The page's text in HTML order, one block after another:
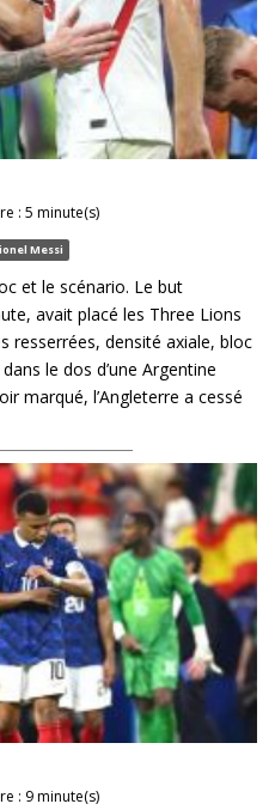
: 5 minute(s)
Messi
et le scénario. Le but
avait placé les Three Lions
resserrées, densité axiale, bloc
le dos d’une Argentine
marqué, l’Angleterre a cessé
: 9 minute(s)